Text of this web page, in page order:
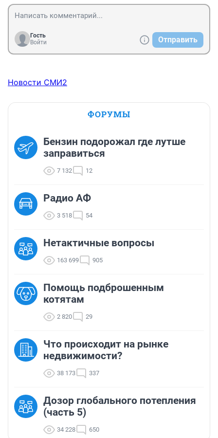
Гость
Войти
Отправить
Новости СМИ2
ФОРУМЫ
Бензин подорожал где лутше
заправиться
7 132 12
Радио АФ
3 518 54
Нетактичные вопросы
163 699 905
Помощь подброшенным
котятам
2 820 29
Что происходит на рынке
недвижимости?
38 173 337
Дозор глобального потепления
(часть 5)
34 228 650